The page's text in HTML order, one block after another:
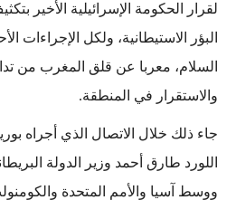
لقرار الحكومة الإسرائيلية الأخير
البؤر الاستيطانية، ولكل الإجراءات
السلام، معربا عن قلق المغرب من
والاستقرار في المنطقة.
جاء ذلك خلال الاتصال الذي أجراه
اللورد طارق أحمد وزير الدولة
ووسط آسيا والأمم المتحدة